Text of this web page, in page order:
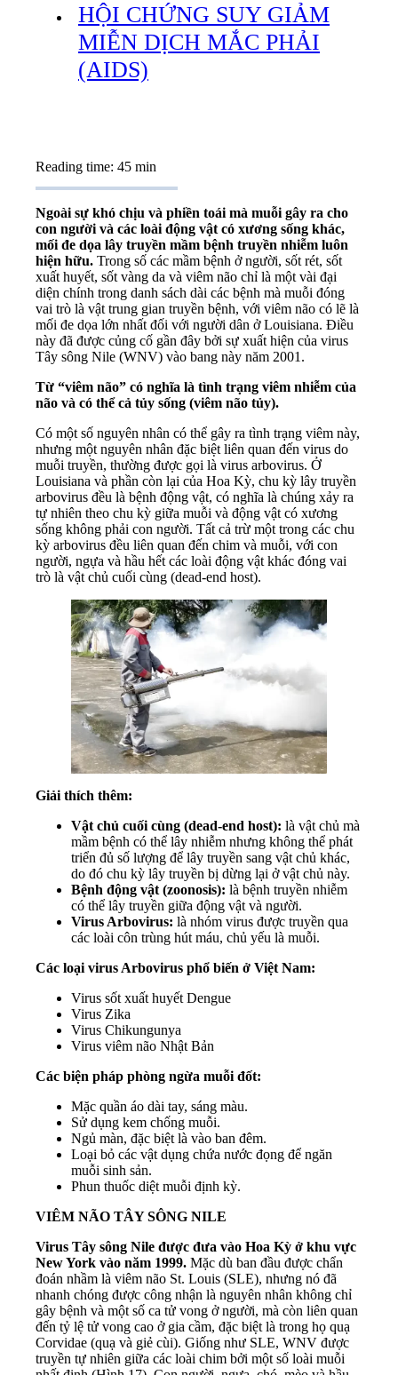
HỘI CHỨNG SUY GIẢM
MIỄN DỊCH MẮC PHẢI
(AIDS)
Reading time: 45 min
Ngoài sự khó chịu và phiền toái mà muỗi gây ra cho
con người và các loài động vật có xương sống khác,
mối đe dọa lây truyền mầm bệnh truyền nhiễm luôn
hiện hữu. Trong số các mầm bệnh ở người, sốt rét, sốt
xuất huyết, sốt vàng da và viêm não chỉ là một vài đại
diện chính trong danh sách dài các bệnh mà muỗi đóng
vai trò là vật trung gian truyền bệnh, với viêm não có lẽ là
mối đe dọa lớn nhất đối với người dân ở Louisiana. Điều
này đã được củng cố gần đây bởi sự xuất hiện của virus
Tây sông Nile (WNV) vào bang này năm 2001.
Từ “viêm não” có nghĩa là tình trạng viêm nhiễm của
não và có thể cả tủy sống (viêm não tủy).
Có một số nguyên nhân có thể gây ra tình trạng viêm này,
nhưng một nguyên nhân đặc biệt liên quan đến virus do
muỗi truyền, thường được gọi là virus arbovirus. Ở
Louisiana và phần còn lại của Hoa Kỳ, chu kỳ lây truyền
arbovirus đều là bệnh động vật, có nghĩa là chúng xảy ra
tự nhiên theo chu kỳ giữa muỗi và động vật có xương
sống không phải con người. Tất cả trừ một trong các chu
kỳ arbovirus đều liên quan đến chim và muỗi, với con
người, ngựa và hầu hết các loài động vật khác đóng vai
trò là vật chủ cuối cùng (dead-end host).
Giải thích thêm:
Vật chủ cuối cùng (dead-end host): là vật chủ mà
mầm bệnh có thể lây nhiễm nhưng không thể phát
triển đủ số lượng để lây truyền sang vật chủ khác,
do đó chu kỳ lây truyền bị dừng lại ở vật chủ này.
Bệnh động vật (zoonosis): là bệnh truyền nhiễm
có thể lây truyền giữa động vật và người.
Virus Arbovirus: là nhóm virus được truyền qua
các loài côn trùng hút máu, chủ yếu là muỗi.
Các loại virus Arbovirus phổ biến ở Việt Nam:
Virus sốt xuất huyết Dengue
Virus Zika
Virus Chikungunya
Virus viêm não Nhật Bản
Các biện pháp phòng ngừa muỗi đốt:
Mặc quần áo dài tay, sáng màu.
Sử dụng kem chống muỗi.
Ngủ màn, đặc biệt là vào ban đêm.
Loại bỏ các vật dụng chứa nước đọng để ngăn
muỗi sinh sản.
Phun thuốc diệt muỗi định kỳ.
VIÊM NÃO TÂY SÔNG NILE
Virus Tây sông Nile được đưa vào Hoa Kỳ ở khu vực
New York vào năm 1999. Mặc dù ban đầu được chẩn
đoán nhầm là viêm não St. Louis (SLE), nhưng nó đã
nhanh chóng được công nhận là nguyên nhân không chỉ
gây bệnh và một số ca tử vong ở người, mà còn liên quan
đến tỷ lệ tử vong cao ở gia cầm, đặc biệt là trong họ quạ
Corvidae (quạ và giẻ cùi). Giống như SLE, WNV được
truyền tự nhiên giữa các loài chim bởi một số loài muỗi